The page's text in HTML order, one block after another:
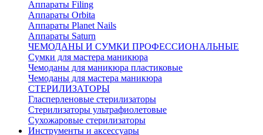
Аппараты Filing
Аппараты Orbita
Аппараты Planet Nails
Аппараты Saturn
ЧЕМОДАНЫ И СУМКИ ПРОФЕССИОНАЛЬНЫЕ
Сумки для мастера маникюра
Чемоданы для маникюра пластиковые
Чемоданы для мастера маникюра
СТЕРИЛИЗАТОРЫ
Гласперленовые стерилизаторы
Стерилизаторы ультрафиолетовые
Сухожаровые стерилизаторы
Инструменты и аксессуары